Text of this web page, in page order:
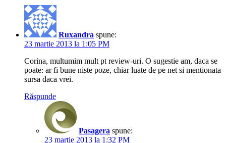
Ruxandra spune:
23 martie 2013 la 1:05 PM
Corina, multumim mult pt review-uri. O sugestie am, daca se
poate: ar fi bune niste poze, chiar luate de pe net si mentionata
sursa daca vrei.
Răspunde
Pasagera spune:
23 martie 2013 la 1:32 PM